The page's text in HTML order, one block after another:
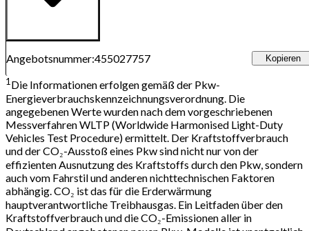
Angebotsnummer:455027757 Kopieren
1Die Informationen erfolgen gemäß der Pkw-
Energieverbrauchskennzeichnungsverordnung. Die
angegebenen Werte wurden nach dem vorgeschriebenen
Messverfahren WLTP (Worldwide Harmonised Light-Duty
Vehicles Test Procedure) ermittelt. Der Kraftstoffverbrauch
und der CO₂-Ausstoß eines Pkw sind nicht nur von der
effizienten Ausnutzung des Kraftstoffs durch den Pkw, sondern
auch vom Fahrstil und anderen nichttechnischen Faktoren
abhängig. CO₂ ist das für die Erderwärmung
hauptverantwortliche Treibhausgas. Ein Leitfaden über den
Kraftstoffverbrauch und die CO₂-Emissionen aller in